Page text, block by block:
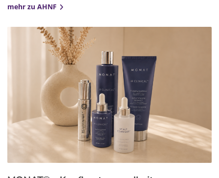
mehr zu AHNF